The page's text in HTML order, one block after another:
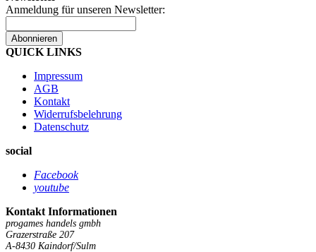
Anmeldung für unseren Newsletter:
Abonnieren
QUICK LINKS
Impressum
AGB
Kontakt
Widerrufsbelehrung
Datenschutz
social
Facebook
youtube
Kontakt Informationen
progames handels gmbh
Grazerstraße 207
A-8430 Kaindorf/Sulm